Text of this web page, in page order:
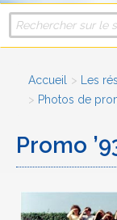
Accueil
Les
Photos de
Promo